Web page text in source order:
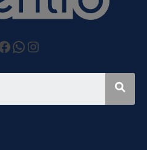
WhatsApp
Instagram